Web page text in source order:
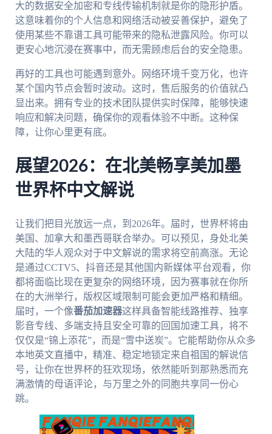
大的数据安全加密和专线传输机制就是你的隐形护盾。
这意味着你的个人信息和网络活动被妥善保护，避免了
使用某些不靠谱工具可能带来的隐私泄露风险。你可以
更安心地沉浸在赛事中，而无需顾虑后台的安全隐患。
再好的工具也可能遇到意外。网络环境千变万化，也许
某个国内节点会暂时波动。这时，售后服务的价值就凸
显出来。拥有专业的技术团队提供实时保障，能够快速
响应和解决问题，确保你的观看体验不中断。这种保
障，让你心里更有底。
展望2026：在北美畅享美加墨
世界杯中文解说
让我们把目光放远一点，到2026年。届时，世界杯将由
美国、加拿大和墨西哥联合举办。可以预见，身处北美
大陆的华人观众对于中文解说的需求将空前高涨。无论
是通过CCTV5、抖音还是其他国内新媒体平台观看，你
都将面临比现在更复杂的网络环境，因为赛事就在你所
在的大洲举行，版权区域限制可能会更加严格和精细。
届时，一个像番茄加速器这样具备智能线路推荐、独享
影音专线、多端支持且安全可靠的回国加速工具，将不
仅仅是“锦上添花”，而是“雪中送炭”。它能帮助你从众多
本地英文直播中，精准、稳定地锁定来自祖国的解说信
号，让你在世界杯的狂欢现场，依然能听到那熟悉而充
满激情的母语评论，与万里之外的同胞共享同一份心
跳。